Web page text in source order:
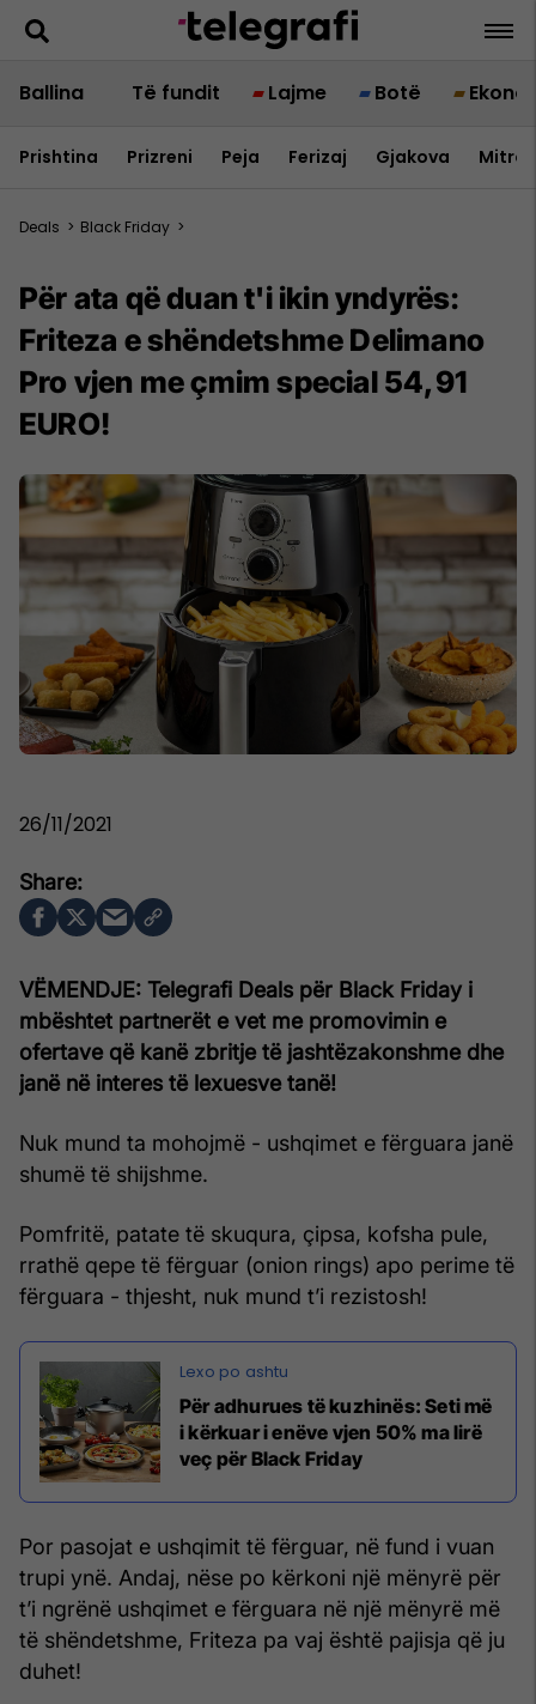
Ballina Të fundit Lajme Botë
Prishtina Prizreni Peja Ferizaj Gjakova
Deals > Black Friday >
Për ata që duan t'i ikin yndyrës:
Friteza e shëndetshme Delimano
Pro vjen me çmim special 54,91
EURO!
VËMENDJE: Telegrafi Deals për Black Friday i
mbështet partnerët e vet me promovimin e
ofertave që kanë zbritje të jashtëzakonshme dhe
janë në interes të lexuesve tanë!
Nuk mund ta mohojmë - ushqimet e fërguara janë
shumë të shijshme.
Pomfritë, patate të skuqura, çipsa, kofsha pule,
rrathë qepe të fërguar (onion rings) apo perime të
fërguara - thjesht, nuk mund t’i rezistosh!
Për adhurues të kuzhinës: Seti më
i kërkuar i enëve vjen 50% ma lirë
veç për Black Friday
Por pasojat e ushqimit të fërguar, në fund i vuan
trupi ynë. Andaj, nëse po kërkoni një mënyrë për
t’i ngrënë ushqimet e fërguara në një mënyrë më
të shëndetshme, Friteza pa vaj është pajisja që ju
duhet!
26/11/2021